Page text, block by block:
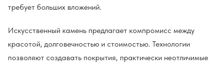
требует больших вложений.
Искусственный камень предлагает компромисс между
красотой, долговечностью и стоимостью. Технологии
позволяют создавать покрытия, практически неотличимые